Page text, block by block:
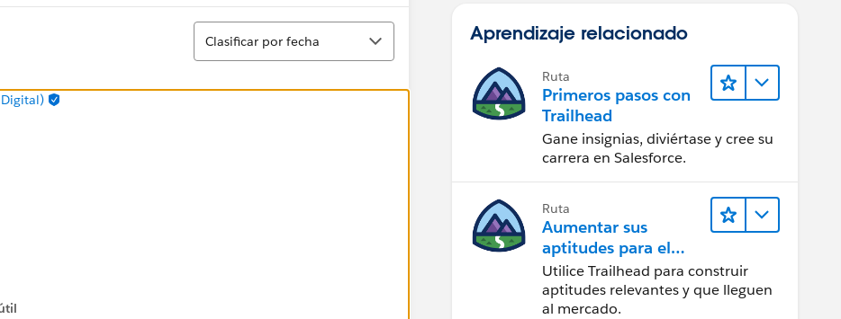
Ordenar
Clasificar por fecha Aprendizaje relacionado
Ruta
Primeros pasos con
Trailhead
Gane insignias, diviértase y cree su
carrera en Salesforce.
Ruta
Aumentar sus
aptitudes para el
futuro con Trailhead
Utilice Trailhead para construir
aptitudes relevantes y que lleguen
al mercado.